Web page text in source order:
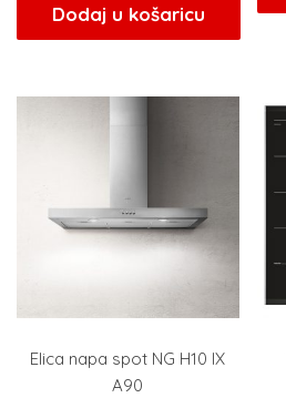
Dodaj u košaricu
Elica napa spot NG H10 IX
A90